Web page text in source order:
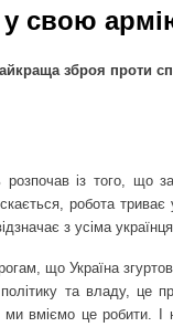
свою
зброя проти
із того, що
робота
з усіма
що Україна
та владу, це про
ми вміємо це робити.